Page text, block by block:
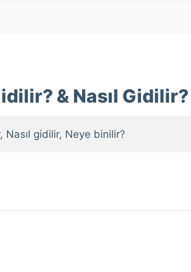
& Nasıl Gidilir?
Nasıl gidilir, Neye binilir?